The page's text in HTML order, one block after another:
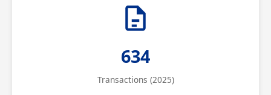
634
Transactions (2025)